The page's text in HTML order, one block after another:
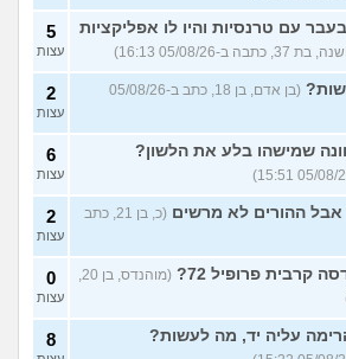
(נרקיס, בת
7
עצות
בבית
איך
5
עצות
שהזמן
9
עצות
כל
5
עצות
בן 22) עצות
בודדה מאוד בלי חברים כבר 5
להכיר
5
עצות
בעבר עם טרנסיות והיו לו אפליקציות
37, כתבה ב-05/08/26 16:13)
5
עצות
(בן אדם, בן 18, כתב ב-05/08/26
2
עצות
שמישהו בלע את הלשון? 6
עצות
אבל ההורים לא מרשים
(כ, בן 21, כתב
2
עצות
קרבית פרופיל 72?
(מוהנדס, בן 20,
0
עצות
עליה יד, מה לעשות? 8